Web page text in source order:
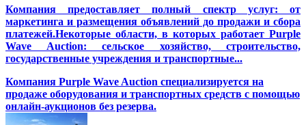
Компания предоставляет полный спектр услуг: от
маркетинга и размещения объявлений до продажи и сбора
платежей.Некоторые области, в которых работает Purple
Wave Auction: сельское хозяйство, строительство,
государственные учреждения и транспортные...
Компания Purple Wave Auction специализируется на
продаже оборудования и транспортных средств с помощью
онлайн-аукционов без резерва.